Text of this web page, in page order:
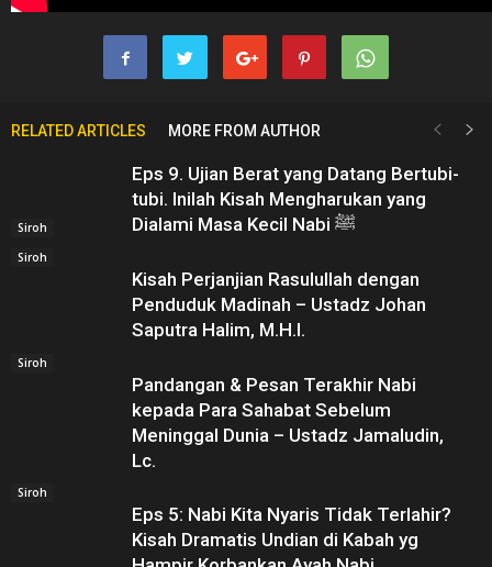
RELATED ARTICLES MORE FROM AUTHOR
Siroh
Eps 9. Ujian Berat yang Datang Bertubi-
tubi. Inilah Kisah Mengharukan yang
Dialami Masa Kecil Nabi ﷺ
Siroh
Kisah Perjanjian Rasulullah dengan
Penduduk Madinah – Ustadz Johan
Saputra Halim, M.H.I.
Siroh
Pandangan & Pesan Terakhir Nabi
kepada Para Sahabat Sebelum
Meninggal Dunia – Ustadz Jamaludin,
Lc.
Siroh
Eps 5: Nabi Kita Nyaris Tidak Terlahir?
Kisah Dramatis Undian di Kabah yg